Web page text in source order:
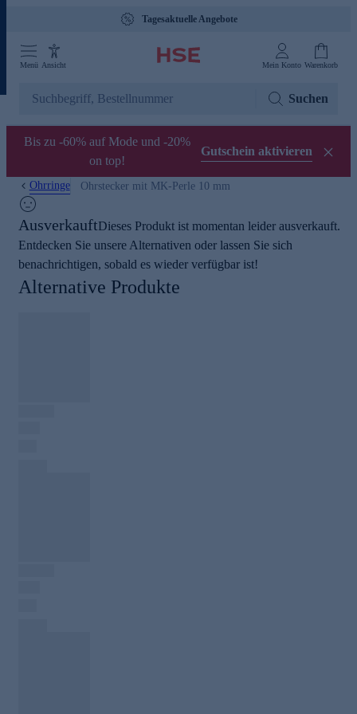
Tagesaktuelle Angebote
Menü Ansicht Mein Konto Warenkorb
Suchen
Bis zu -60% auf Mode und -20%
on top!
Gutschein aktivieren
Ohrringe Ohrstecker mit MK-Perle 10 mm
AusverkauftDieses Produkt ist momentan leider ausverkauft.
Entdecken Sie unsere Alternativen oder lassen Sie sich
benachrichtigen, sobald es wieder verfügbar ist!
Alternative Produkte